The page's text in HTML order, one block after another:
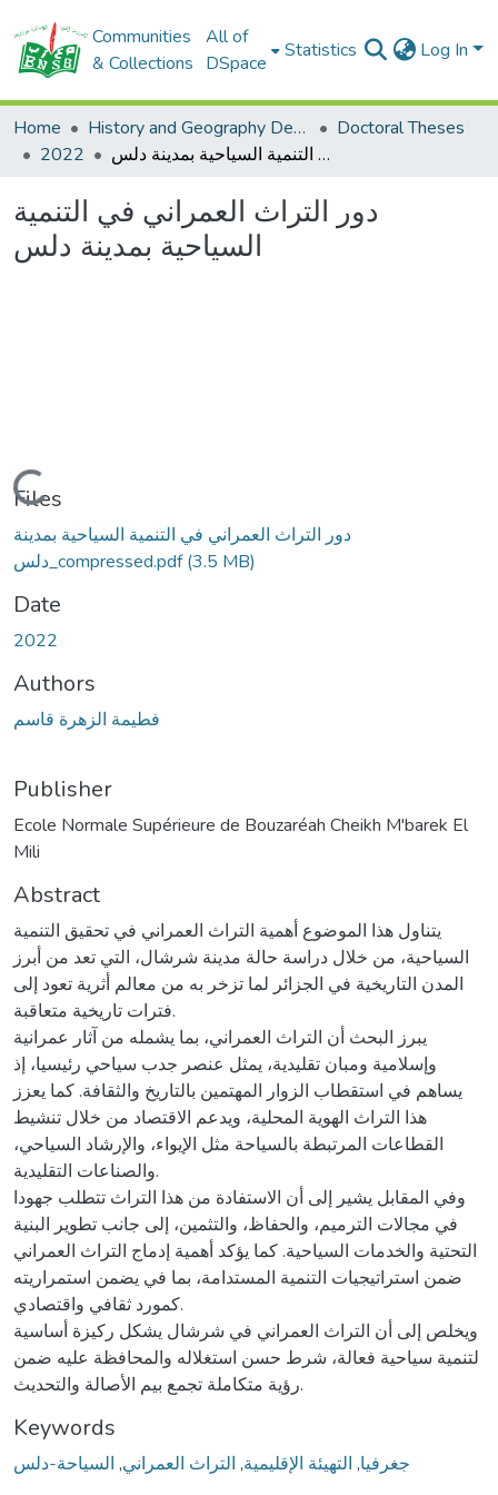
Communities
& Collections
All of
DSpace
Statistics Log In
Home History and Geography Department
Doctoral Theses
2022
دور التراث العمراني في التنمية السياحية بمدينة دلس
دور التراث العمراني في التنمية
السياحية بمدينة دلس
Loading...
Files
دور التراث العمراني في التنمية السياحية بمدينة
دلس_compressed.pdf(3.5 MB)
Date
2022
Authors
فطيمة الزهرة قاسم
Publisher
Ecole Normale Supérieure de Bouzaréah Cheikh M'barek El
Mili
Abstract
يتناول هذا الموضوع أهمية التراث العمراني في تحقيق التنمية
السياحية، من خلال دراسة حالة مدينة شرشال، التي تعد من أبرز
المدن التاريخية في الجزائر لما تزخر به من معالم أثرية تعود إلى
فترات تاريخية متعاقبة.
يبرز البحث أن التراث العمراني، بما يشمله من آثار عمرانية
وإسلامية ومبان تقليدية، يمثل عنصر جدب سياحي رئيسيا، إذ
يساهم في استقطاب الزوار المهتمين بالتاريخ والثقافة. كما يعزز
هذا التراث الهوية المحلية، ويدعم الاقتصاد من خلال تنشيط
القطاعات المرتبطة بالسياحة مثل الإيواء، والإرشاد السياحي،
والصناعات التقليدية.
وفي المقابل يشير إلى أن الاستفادة من هذا التراث تتطلب جهودا
في مجالات الترميم، والحفاظ، والتثمين، إلى جانب تطوير البنية
التحتية والخدمات السياحية. كما يؤكد أهمية إدماج التراث العمراني
ضمن استراتيجيات التنمية المستدامة، بما في يضمن استمراريته
كمورد ثقافي واقتصادي.
ويخلص إلى أن التراث العمراني في شرشال يشكل ركيزة أساسية
لتنمية سياحية فعالة، شرط حسن استغلاله والمحافظة عليه ضمن
رؤية متكاملة تجمع بيم الأصالة والتحديث.
Keywords
جغرفيا, التهيئة الإقليمية, التراث العمراني, السياحة-دلس